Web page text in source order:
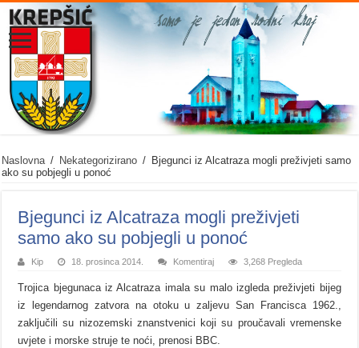
Naslovna / Nekategorizirano / Bjegunci iz Alcatraza mogli preživjeti samo
ako su pobjegli u ponoć
Bjegunci iz Alcatraza mogli preživjeti
samo ako su pobjegli u ponoć
Kip 18. prosinca 2014. Komentiraj 3,268 Pregleda
Trojica bjegunaca iz Alcatraza imala su malo izgleda preživjeti bijeg
iz legendarnog zatvora na otoku u zaljevu San Francisca 1962.,
zaključili su nizozemski znanstvenici koji su proučavali vremenske
uvjete i morske struje te noći, prenosi BBC.